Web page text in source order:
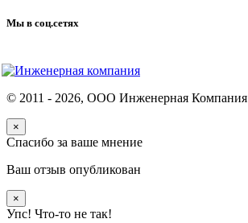
Мы в соц.сетях
© 2011 - 2026, ООО Инженерная Компания
×
Спасибо за ваше мнение
Ваш отзыв опубликован
×
Упс! Что-то не так!